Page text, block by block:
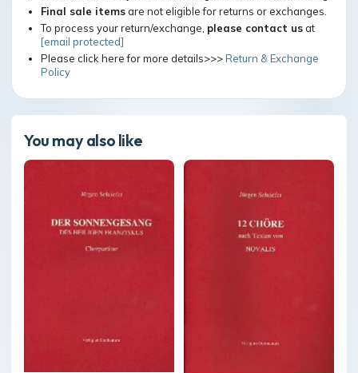
Final sale itemsare not eligible for returns or exchanges.
To process your return/exchange, please contact usat
[email protected]
Please click here for more details>>>Return & Exchange
Policy
You may also like